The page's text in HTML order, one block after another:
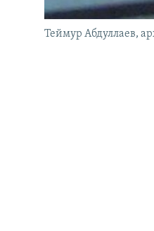
Теймур Абдуллаев,